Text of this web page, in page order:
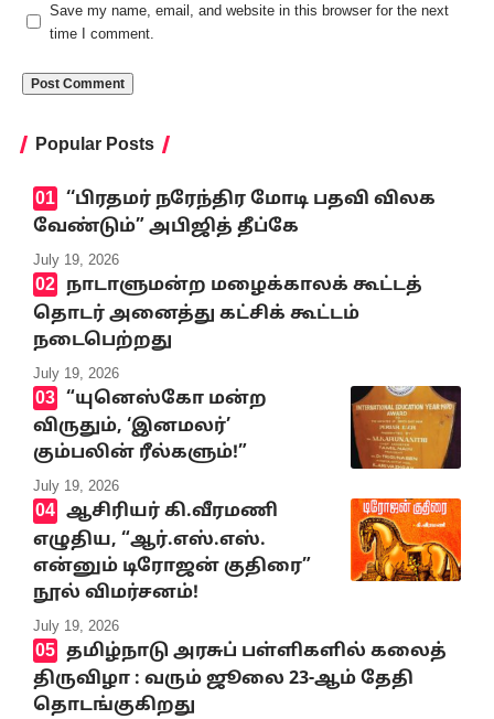
Save my name, email, and website in this browser for the next
time I comment.
Popular Posts
‘‘பிரதமர் நரேந்திர மோடி பதவி விலக
வேண்டும்” அபிஜித் தீப்கே
July 19, 2026
நாடாளுமன்ற மழைக்காலக் கூட்டத்
தொடர் அனைத்து கட்சிக் கூட்டம்
நடைபெற்றது
July 19, 2026
“யுனெஸ்கோ மன்ற
விருதும், ‘இனமலர்’
கும்பலின் ரீல்களும்!”
July 19, 2026
ஆசிரியர் கி.வீரமணி
எழுதிய, “ஆர்.எஸ்.எஸ்.
என்னும் டிரோஜன் குதிரை”
நூல் விமர்சனம்!
July 19, 2026
தமிழ்நாடு அரசுப் பள்ளிகளில் கலைத்
திருவிழா : வரும் ஜூலை 23-ஆம் தேதி
தொடங்குகிறது